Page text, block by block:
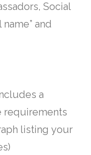
Social
and
a
requirements
listing your